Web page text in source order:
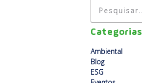
Categorias
Ambiental
Blog
ESG